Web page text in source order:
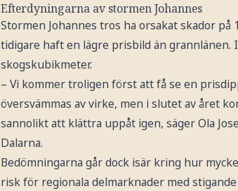
Efterdyningarna av stormen Johannes
Stormen Johannes tros ha orsakat skador
tidigare haft en lägre prisbild än grannlänen.
skogskubikmeter.
– Vi kommer troligen först att få se en
översvämmas av virke, men i slutet av året
sannolikt att klättra uppåt igen, säger Ola
Dalarna.
Bedömningarna går dock isär kring hur
risk för regionala delmarknader med